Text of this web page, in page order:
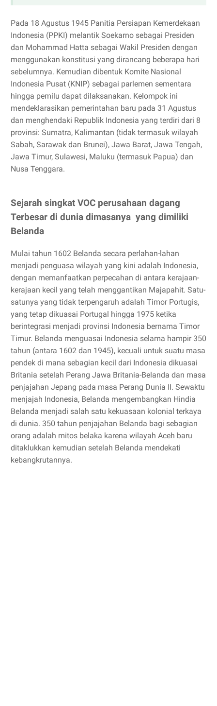
Pada 18 Agustus 1945 Panitia Persiapan Kemerdekaan
Indonesia (PPKI) melantik Soekarno sebagai Presiden
dan Mohammad Hatta sebagai Wakil Presiden dengan
menggunakan konstitusi yang dirancang beberapa hari
sebelumnya. Kemudian dibentuk Komite Nasional
Indonesia Pusat (KNIP) sebagai parlemen sementara
hingga pemilu dapat dilaksanakan. Kelompok ini
mendeklarasikan pemerintahan baru pada 31 Agustus
dan menghendaki Republik Indonesia yang terdiri dari 8
provinsi: Sumatra, Kalimantan (tidak termasuk wilayah
Sabah, Sarawak dan Brunei), Jawa Barat, Jawa Tengah,
Jawa Timur, Sulawesi, Maluku (termasuk Papua) dan
Nusa Tenggara.
Sejarah singkat VOC perusahaan dagang
Terbesar di dunia dimasanya yang dimiliki
Belanda
Mulai tahun 1602 Belanda secara perlahan-lahan
menjadi penguasa wilayah yang kini adalah Indonesia,
dengan memanfaatkan perpecahan di antara kerajaan-
kerajaan kecil yang telah menggantikan Majapahit. Satu-
satunya yang tidak terpengaruh adalah Timor Portugis,
yang tetap dikuasai Portugal hingga 1975 ketika
berintegrasi menjadi provinsi Indonesia bernama Timor
Timur. Belanda menguasai Indonesia selama hampir 350
tahun (antara 1602 dan 1945), kecuali untuk suatu masa
pendek di mana sebagian kecil dari Indonesia dikuasai
Britania setelah Perang Jawa Britania-Belanda dan masa
penjajahan Jepang pada masa Perang Dunia II. Sewaktu
menjajah Indonesia, Belanda mengembangkan Hindia
Belanda menjadi salah satu kekuasaan kolonial terkaya
di dunia. 350 tahun penjajahan Belanda bagi sebagian
orang adalah mitos belaka karena wilayah Aceh baru
ditaklukkan kemudian setelah Belanda mendekati
kebangkrutannya.